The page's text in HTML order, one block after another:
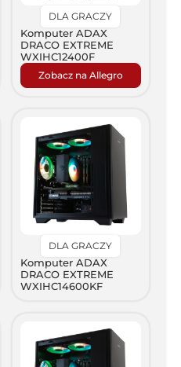
DLA GRACZY
Komputer ADAX
DRACO EXTREME
WXIHC12400F
Zobacz na Allegro
DLA GRACZY
Komputer ADAX
DRACO EXTREME
WXIHC14600KF